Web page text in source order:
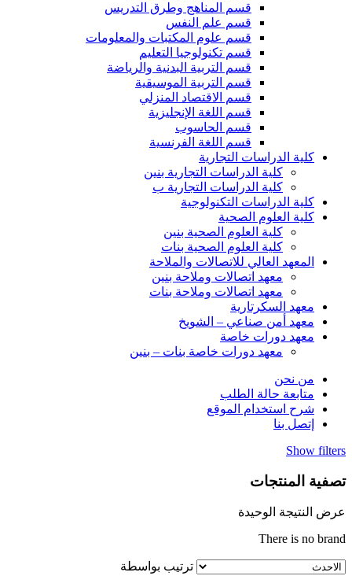
قسم المناهج وطرق التدريس
قسم علم النفس
قسم علوم المكتبات والمعلومات
قسم تكنولوجيا التعليم
قسم التربية البدنية والرياضة
قسم التربية الموسيقية
قسم الاقتصاد المنزلي
قسم اللغة الإنجليزية
قسم الحاسوب
قسم اللغة الفرنسية
كلية الدراسات التجارية
كلية الدراسات التجارية بنين
كلية الدراسات التجارية ب
كلية الدراسات التكنولوجية
كلية العلوم الصحية
كلية العلوم الصحية بنين
كلية العلوم الصحية بنات
المعهد العالي للاتصالات والملاحة
معهد اتصالات وملاحة بنين
معهد اتصالات وملاحة بنات
معهد السكرتارية
معهد أمن صناعي – الشويخ
معهد دورات خاصة
معهد دورات خاصة بنات – بنين
من نحن
متابعة حالة الطلب
شرح استخدام الموقع
إتصل بنا
Show filters
تصفية المنتجات
عرض النتيجة الوحيدة
There is no brand
ترتيب بواسطة